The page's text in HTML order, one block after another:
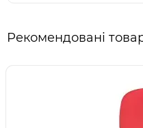
Рекомендовані